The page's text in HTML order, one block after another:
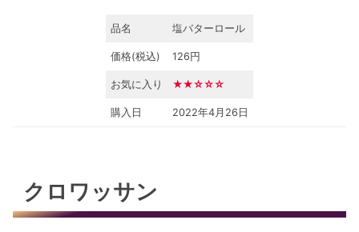
品名 塩バターロール
価格(税込) 126円
お気に入り ★★☆☆☆
購入日 2022年4月26日
クロワッサン